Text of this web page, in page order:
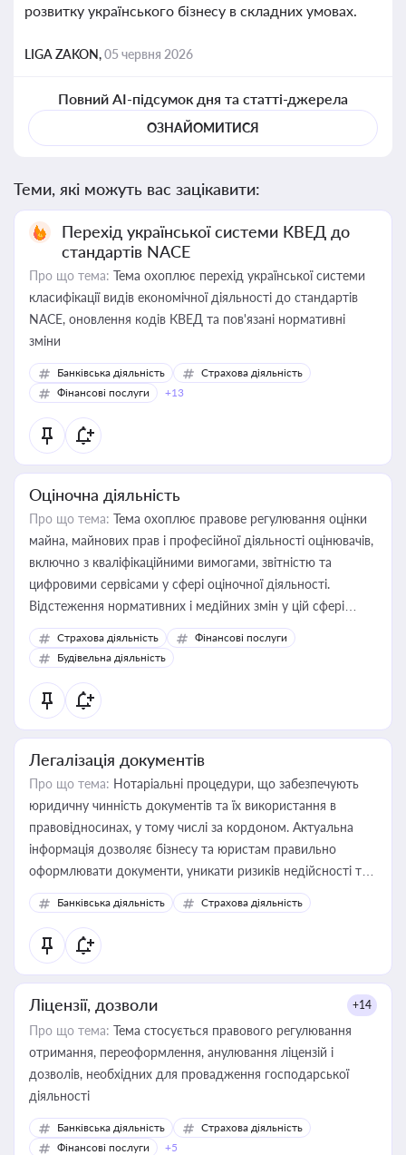
розвитку українського бізнесу в складних умовах.
LIGA ZAKON,05 червня 2026
Повний AI-підсумок дня та статті-джерела
ОЗНАЙОМИТИСЯ
Теми, які можуть вас зацікавити:
Перехід української системи КВЕД до
стандартів NACE
Про що тема: Тема охоплює перехід української системи
класифікації видів економічної діяльності до стандартів
NACE, оновлення кодів КВЕД та пов'язані нормативні
зміни
Банківська діяльність
Страхова діяльність
Фінансові послуги
+13
Оціночна діяльність
Про що тема: Тема охоплює правове регулювання оцінки
майна, майнових прав і професійної діяльності оцінювачів,
включно з кваліфікаційними вимогами, звітністю та
цифровими сервісами у сфері оціночної діяльності.
Відстеження нормативних і медійних змін у цій сфері
корисне для власника бізнесу, керівника, юриста або
бухгалтера під час оподаткування, приватизації, оренди
державного майна, корпоративних угод і перевірки
статусу суб'єктів оціночної діяльності
Страхова діяльність
Фінансові послуги
Будівельна діяльність
Легалізація документів
Про що тема: Нотаріальні процедури, що забезпечують
юридичну чинність документів та їх використання в
правовідносинах, у тому числі за кордоном. Актуальна
інформація дозволяє бізнесу та юристам правильно
оформлювати документи, уникати ризиків недійсності та
забезпечувати їх належне прийняття органами влади та
контрагентами
Банківська діяльність Страхова діяльність
Ліцензії, дозволи +14
Про що тема: Тема стосується правового регулювання
отримання, переоформлення, анулювання ліцензій і
дозволів, необхідних для провадження господарської
діяльності
Банківська діяльність
Страхова діяльність
Фінансові послуги
+5